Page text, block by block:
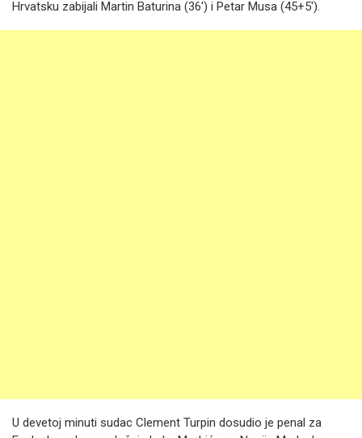
Hrvatsku zabijali Martin Baturina (36') i Petar Musa (45+5').
U devetoj minuti sudac Clement Turpin dosudio je penal za